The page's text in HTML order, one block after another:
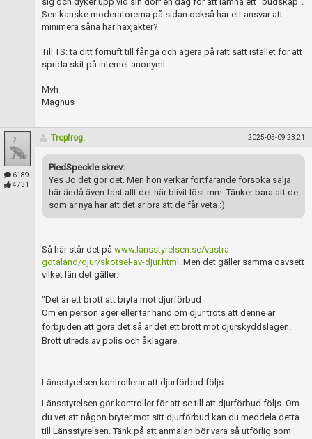
Sen kanske moderatorerna på sidan också har ett ansvar att
minimera såna här häxjakter?
Till TS: ta ditt förnuft till fånga och agera på rätt sätt istället för att
sprida skit på internet anonymt.
Mvh
Magnus
6189
4731
Tropfrog: 2025-05-09 23:21
PiedSpeckle skrev:
Yes Jo det gör det. Men hon verkar fortfarande försöka sälja
här ändå även fast allt det här blivit löst mm. Tänker bara att de
som är nya här att det är bra att de får veta :)
Så här står det på www.lansstyrelsen.se/vastra-
gotaland/djur/skotsel-av-djur.html . Men det gäller samma oavsett
vilket län det gäller:
"Det är ett brott att bryta mot djurförbud
Om en person äger eller tar hand om djur trots att denne är
förbjuden att göra det så är det ett brott mot djurskyddslagen.
Brott utreds av polis och åklagare.
Länsstyrelsen kontrollerar att djurförbud följs
Länsstyrelsen gör kontroller för att se till att djurförbud följs. Om
du vet att någon bryter mot sitt djurförbud kan du meddela detta
till Länsstyrelsen. Tänk på att anmälan bör vara så utförlig som